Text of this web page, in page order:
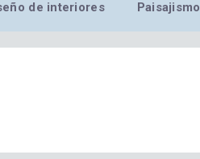
de interiores Paisajismo